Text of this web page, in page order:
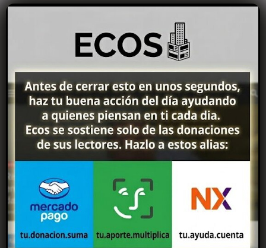
Compartir
Deja un comentario
Tu dirección de correo electrónico no
será publicada.
Los campos obligatorios
están marcados con*
Comentario*